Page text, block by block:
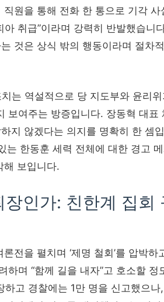
원을 통해 전화 한 통으로 기각 사
취급”이라며 강력히 반발했습니
것은 상식 밖의 행동이라며 절차
는 역설적으로 당 지도부와 윤리
보여주는 방증입니다. 장동혁 대표
지 않겠다는 의지를 명확히 한 셈
는 한동훈 세력 전체에 대한 경고
해 보입니다.
인가: 친한계 집회
전을 펼치며 ‘제명 철회’를 압박하
며 “함께 길을 내자”고 호소할 정
고 경찰에는 1만 명을 신고했으나